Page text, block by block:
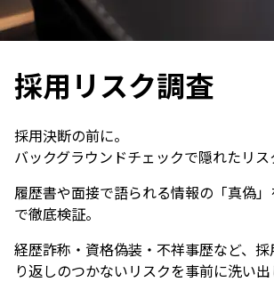
採用リスク調査
採用決断の前に。
バックグラウンドチェックで隠れたリス
履歴書や面接で語られる情報の「真偽
で徹底検証。
経歴詐称・資格偽装・不祥事歴など、
り返しのつかないリスクを事前に洗い出